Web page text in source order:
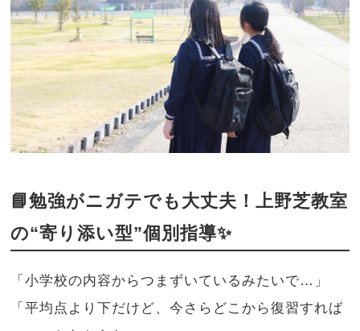
📘勉強がニガテでも大丈夫！上野芝教室
の“寄り添い型”個別指導✨
「小学校の内容からつまずいているみたいで…」
「平均点より下だけど、今さらどこから復習すれば